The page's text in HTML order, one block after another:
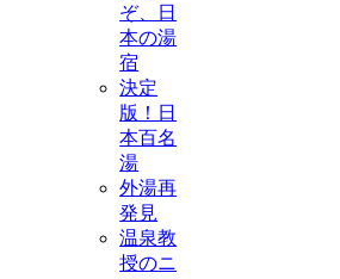
ぞ、日
本の湯
宿
決定
版！日
本百名
湯
外湯再
発見
温泉教
授のニ